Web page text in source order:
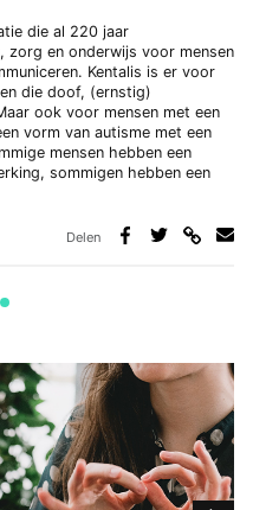
die al 220 jaar
zorg en onderwijs voor mensen
Kentalis is er voor
die doof, (ernstig)
ook voor mensen met een
vorm van autisme met een
mensen hebben een
sommigen hebben een
Delen